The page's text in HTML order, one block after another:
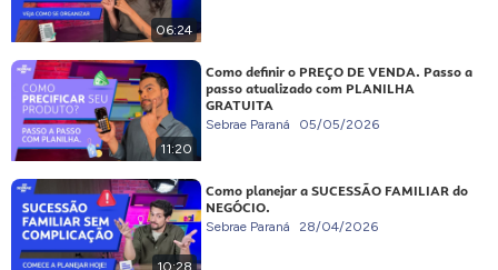
06:24
11:20
Como definir o PREÇO DE VENDA. Passo a
passo atualizado com PLANILHA
GRATUITA
Sebrae Paraná 05/05/2026
10:28
Como planejar a SUCESSÃO FAMILIAR do
NEGÓCIO.
Sebrae Paraná 28/04/2026